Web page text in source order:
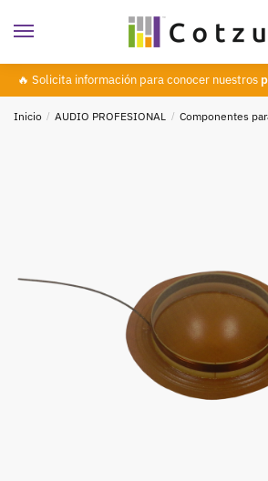
🔥 Solicita información para conocer nuestros
Inicio / AUDIO PROFESIONAL / Componentes